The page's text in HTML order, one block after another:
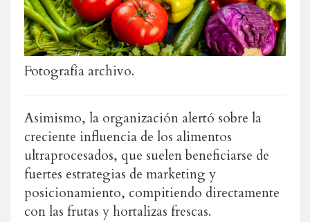
Fotografía archivo.
Asimismo, la organización alertó sobre la
creciente influencia de los alimentos
ultraprocesados, que suelen beneficiarse de
fuertes estrategias de marketing y
posicionamiento, compitiendo directamente
con las frutas y hortalizas frescas.